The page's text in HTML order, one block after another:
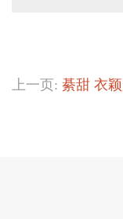
上一页: 綦甜 衣颖超 阮诗雅 刘美均 王⼼怡